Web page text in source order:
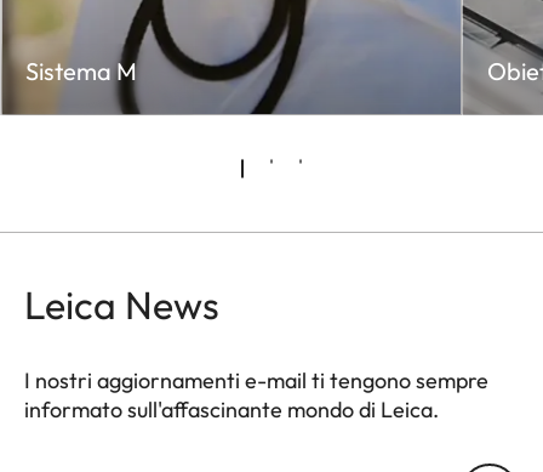
Sistema M
Leica News
I nostri aggiornamenti e-mail ti tengono sempre
informato sull'affascinante mondo di Leica.